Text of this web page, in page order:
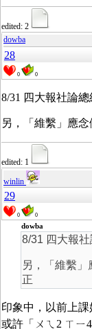
edited: 2
dowba
28
0 0
8/31 四大報社論
另，「維繫」應
edited: 1
winlin
29
0 0
dowba
8/31 四大報
另，「維繫」
正
印象中，以前上課
或許「ㄨㄟ2 ㄒㄧ